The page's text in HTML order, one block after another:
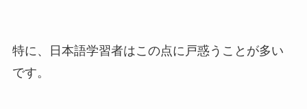
特に、日本語学習者はこの点に戸惑うことが多い
です。